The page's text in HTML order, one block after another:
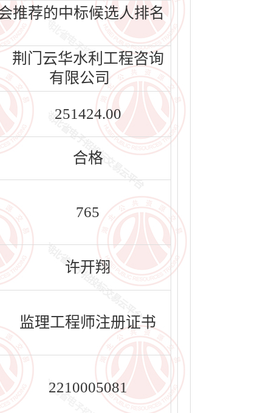
推荐的中标候选人排名
荆门云华水利工程咨询
有限公司
251424.00
合格
765
许开翔
监理工程师注册证书
2210005081